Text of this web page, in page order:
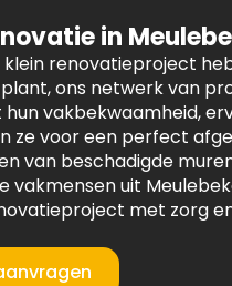
in
klein renovatieproject
ons netwerk van
hun vakbekwaamheid,
ze voor een perfect
van beschadigde
vakmensen uit
met zorg